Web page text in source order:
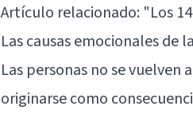
Artículo relacionado: "Los
Las causas emocionales de
Las personas no se vuelven
originarse como